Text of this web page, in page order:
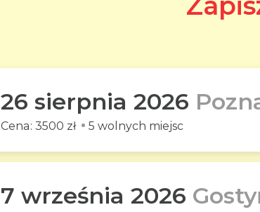
26 sierpnia 2026
3500 zł 5 wolnych miejsc
7 września 2026